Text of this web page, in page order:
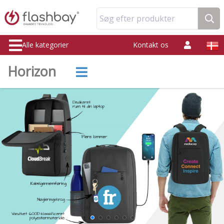
Søg efter produkter
Alle kategorier Kontakt os
Horizon